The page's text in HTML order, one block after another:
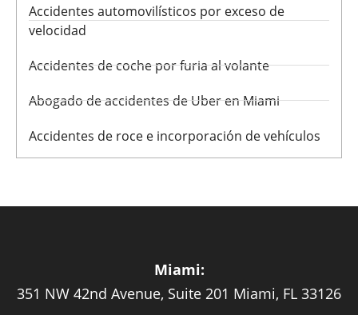
Accidentes automovilísticos por exceso de
velocidad
Accidentes de coche por furia al volante
Abogado de accidentes de Uber en Miami
Accidentes de roce e incorporación de vehículos
Miami:
351 NW 42nd Avenue, Suite 201 Miami, FL 33126